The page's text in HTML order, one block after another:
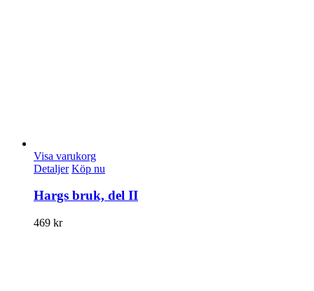
Visa varukorg
Detaljer Köp nu
Hargs bruk, del II
469 kr